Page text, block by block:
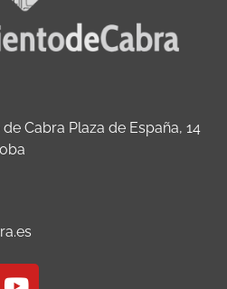
Cabra Plaza de España, 14